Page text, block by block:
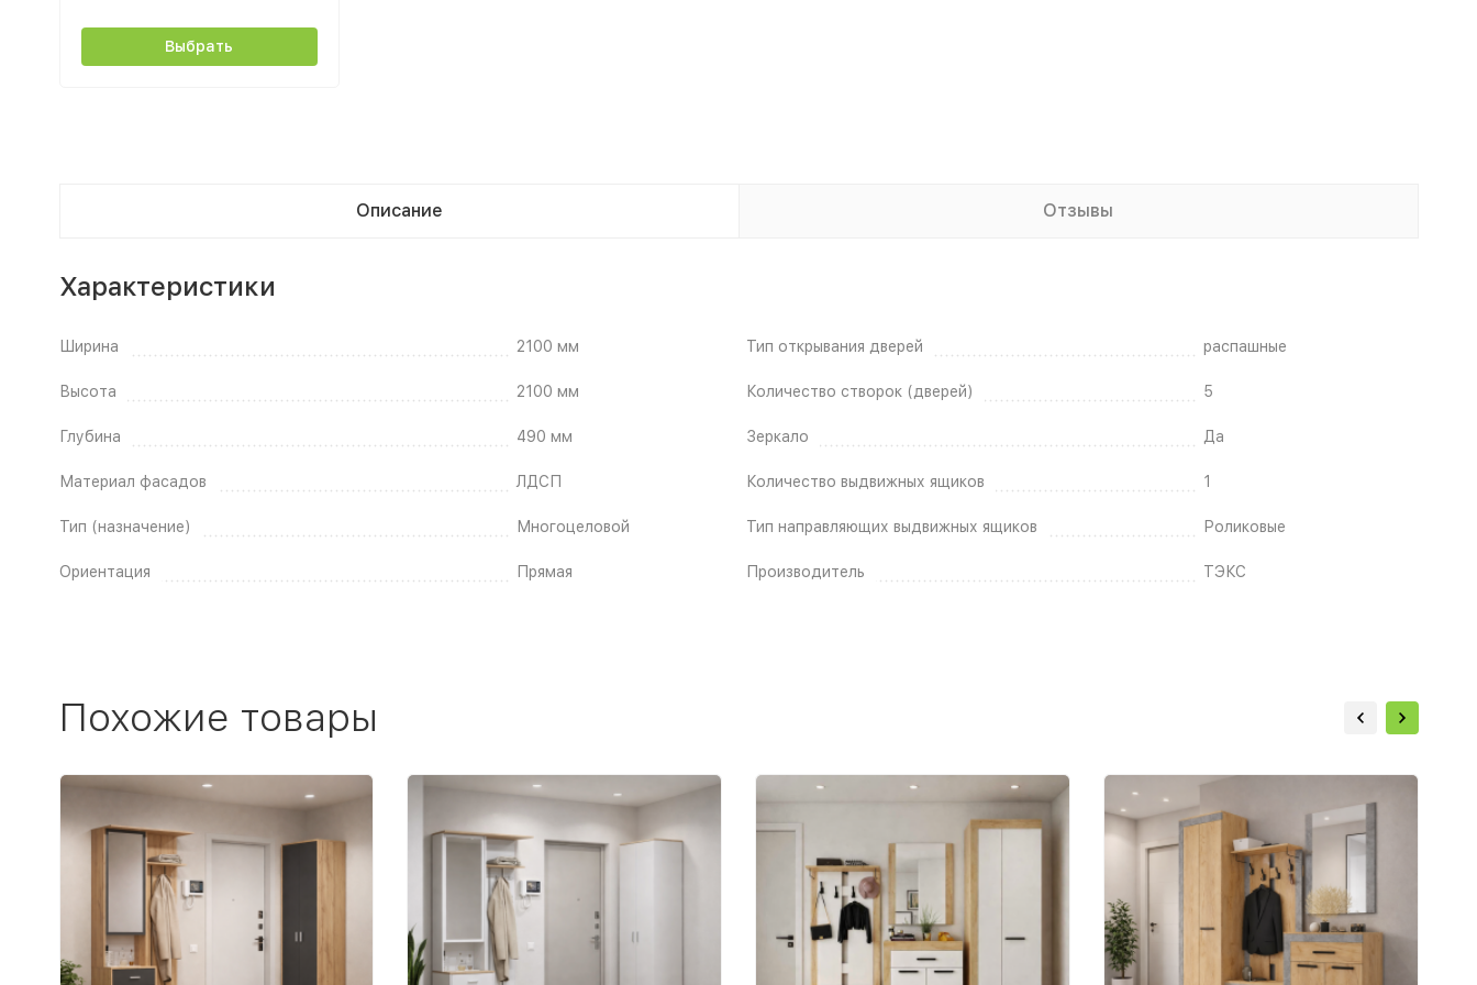
Выбрать
Описание Отзывы
Характеристики
Ширина 2100 мм
Высота 2100 мм
Глубина 490 мм
Материал фасадов ЛДСП
Тип (назначение) Многоцеловой
Ориентация Прямая
Тип открывания дверей распашные
Количество створок (дверей) 5
Зеркало Да
Количество выдвижных ящиков 1
Тип направляющих выдвижных ящиков Роликовые
Производитель ТЭКС
Похожие товары